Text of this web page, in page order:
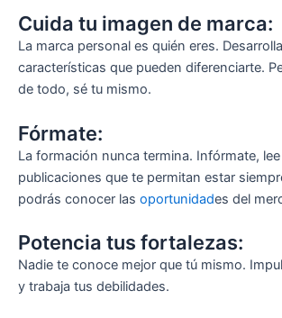
Cuida tu imagen de marca:
La marca personal es quién eres.
características que pueden diferenciarte.
de todo, sé tu mismo.
Fórmate:
La formación nunca termina. Infórmate,
publicaciones que te permitan estar
podrás conocer las oportunidades del
Potencia tus fortalezas:
Nadie te conoce mejor que tú mismo.
y trabaja tus debilidades.